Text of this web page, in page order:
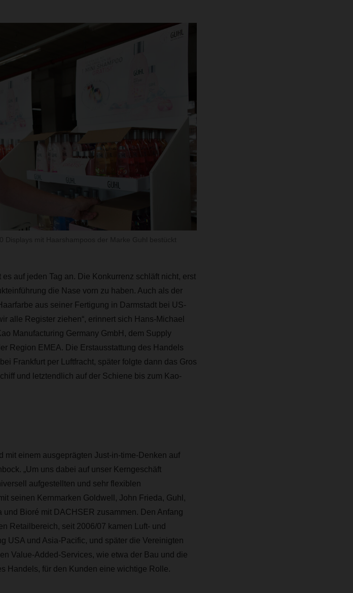
auf jeden Tag an. Die Konkurrenz schläft nicht, erst
die Nase vorn zu haben. Auch als der
aus seiner Fertigung in Darmstadt bei US-
alle Register ziehen“, erinnert sich Hans-Michael
Manufacturing Germany GmbH, dem Supply
Region EMEA. Die Erstausstattung des Handels
Frankfurt per Luftfracht, später folgte dann das Gros
und letztendlich auf der Schiene bis zum Kao-
mit einem ausgeprägten Just-in-time-Denken auf
„Um uns dabei auf unser Kerngeschäft
aufgestellten und sehr flexiblen
seinen Kernmarken Goldwell, John Frieda, Guhl,
Bioré mit DACHSER zusammen. Den Anfang
Retailbereich, seit 2006/07 kamen Luft- und
USA und Asia-Pacific, und später die Vereinigten
Value-Added-Services, wie etwa der Bau und die
Handels, für den Kunden eine wichtige Rolle.